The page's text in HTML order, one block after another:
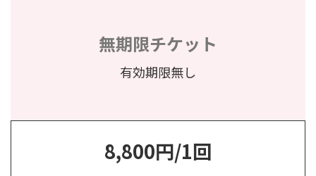
無期限チケット
有効期限無し
8,800円/1回